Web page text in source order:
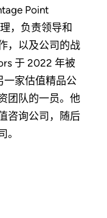
Point
，负责领导和
，以及公司的战
于 2022 年被
一家估值精品公
团队的一员。他
咨询公司，随后
。